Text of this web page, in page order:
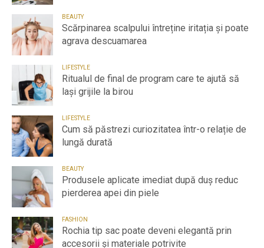
BEAUTY
Scărpinarea scalpului întreține iritația și poate
agrava descuamarea
LIFESTYLE
Ritualul de final de program care te ajută să
lași grijile la birou
LIFESTYLE
Cum să păstrezi curiozitatea într-o relație de
lungă durată
BEAUTY
Produsele aplicate imediat după duș reduc
pierderea apei din piele
FASHION
Rochia tip sac poate deveni elegantă prin
accesorii și materiale potrivite